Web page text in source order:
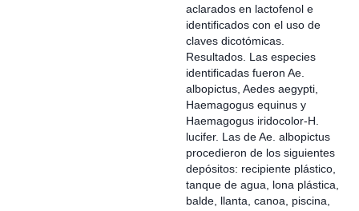
aclarados en lactofenol e
identificados con el uso de
claves dicotómicas.
Resultados. Las especies
identificadas fueron Ae.
albopictus, Aedes aegypti,
Haemagogus equinus y
Haemagogus iridocolor-H.
lucifer. Las de Ae. albopictus
procedieron de los siguientes
depósitos: recipiente plástico,
tanque de agua, lona plástica,
balde, llanta, canoa, piscina,